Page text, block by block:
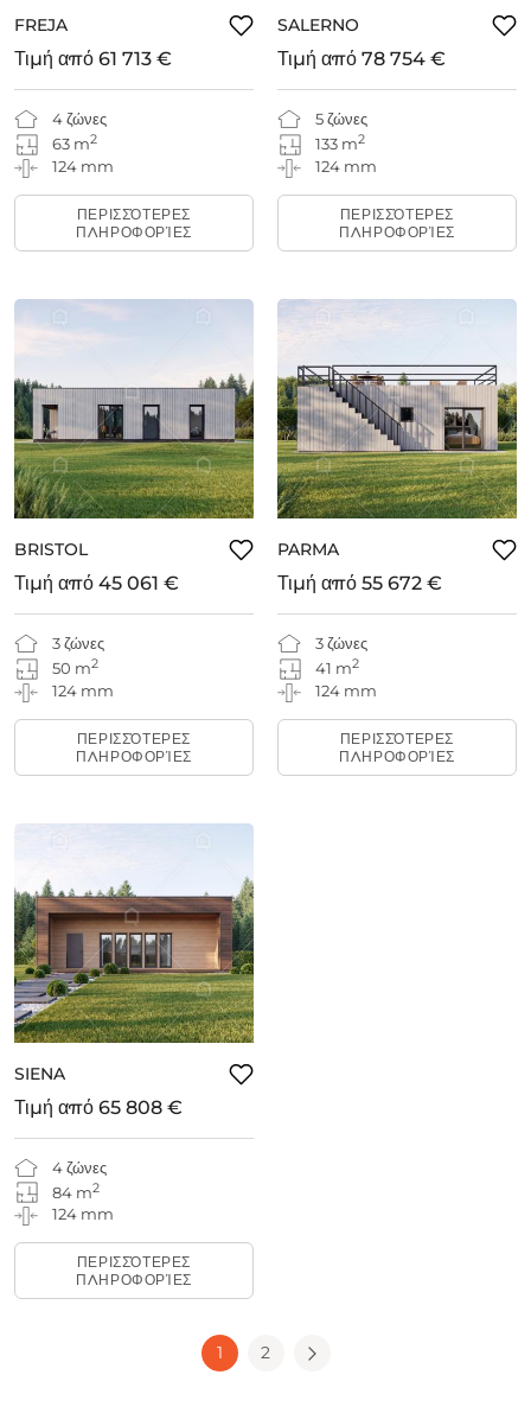
FREJA
4 ζώνες
63 m2
124 mm
Τιμή από 61 713 €
ΠΕΡΙΣΣΌΤΕΡΕΣ
ΠΛΗΡΟΦΟΡΊΕΣ
SALERNO
5 ζώνες
133 m2
124 mm
Τιμή από 78 754 €
ΠΕΡΙΣΣΌΤΕΡΕΣ
ΠΛΗΡΟΦΟΡΊΕΣ
BRISTOL
3 ζώνες
50 m2
124 mm
Τιμή από 45 061 €
ΠΕΡΙΣΣΌΤΕΡΕΣ
ΠΛΗΡΟΦΟΡΊΕΣ
PARMA
3 ζώνες
41 m2
124 mm
Τιμή από 55 672 €
ΠΕΡΙΣΣΌΤΕΡΕΣ
ΠΛΗΡΟΦΟΡΊΕΣ
SIENA
4 ζώνες
84 m2
124 mm
Τιμή από 65 808 €
ΠΕΡΙΣΣΌΤΕΡΕΣ
ΠΛΗΡΟΦΟΡΊΕΣ
1 2